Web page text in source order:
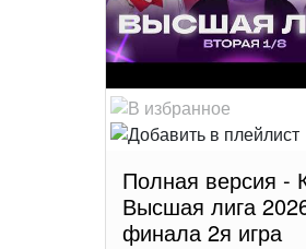
Полная версия -
Высшая лига
финала 2я игра